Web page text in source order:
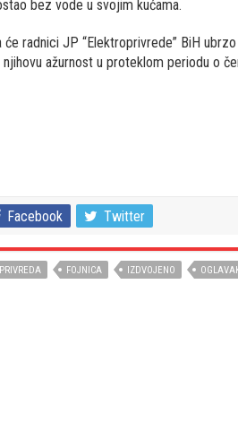
bez vode u svojim kućama.
će radnici JP “Elektroprivrede” BiH
ažurnost u proteklom periodu o
Facebook Twitter
FOJNICA IZDVOJENO